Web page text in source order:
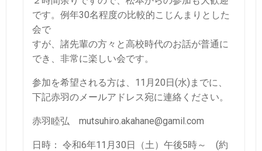
です。例年30名程度の比較的こじんまりとした
会で
すが、諸先輩の方々と高校時代のお話が普通に
でき、非常に楽しい会です。
参加を希望される方は、11月20日(水)までに、
下記赤羽のメールアドレス宛に連絡ください。
赤羽睦弘 mutsuhiro.akahane@gamil.com
日時： 令和6年11月30日（土）午後5時～ (約